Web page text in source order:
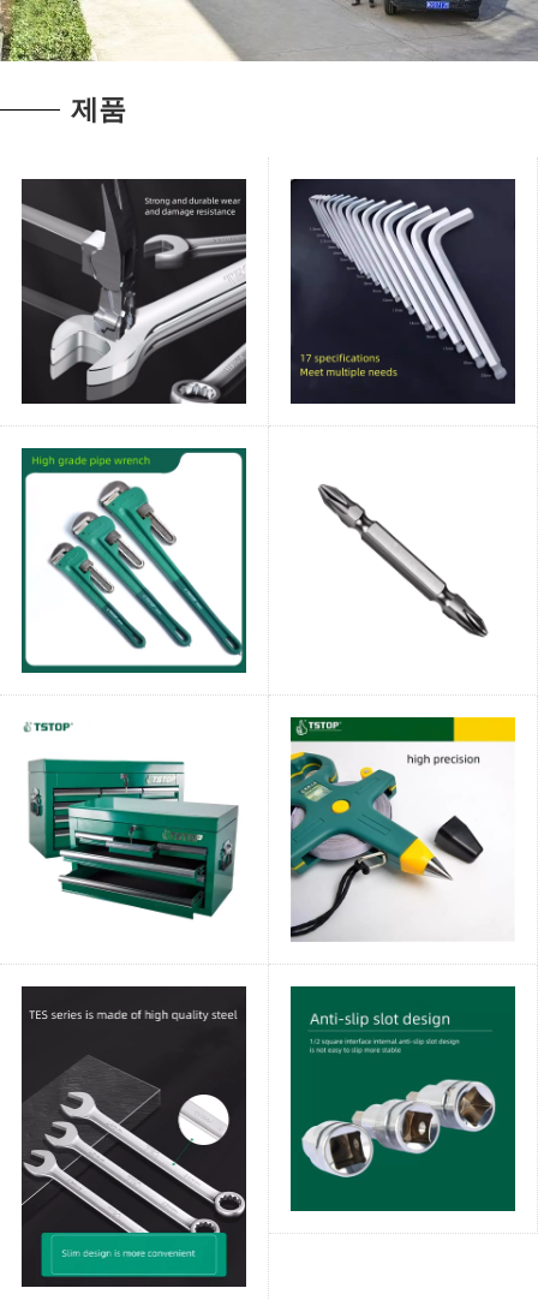
제품
일자형 6-각 L자형 드
라이버 내부에 모서
리가 6개 있는 긴 볼
패너
공압 배치 헤드
공압 배치 헤드 스크
루드라이버 양두 스
크루드라이버
플라스틱 랙 유
형 스틸 줄자
줄자 플라스틱 랙형
스틸 줄자 휴대용 스
테인리스 줄자 30m
50m 100m 목공
육각 나사 슬리
브
12.5mm Dafee 시리즈
55mm 육각 나사 슬리
유지...